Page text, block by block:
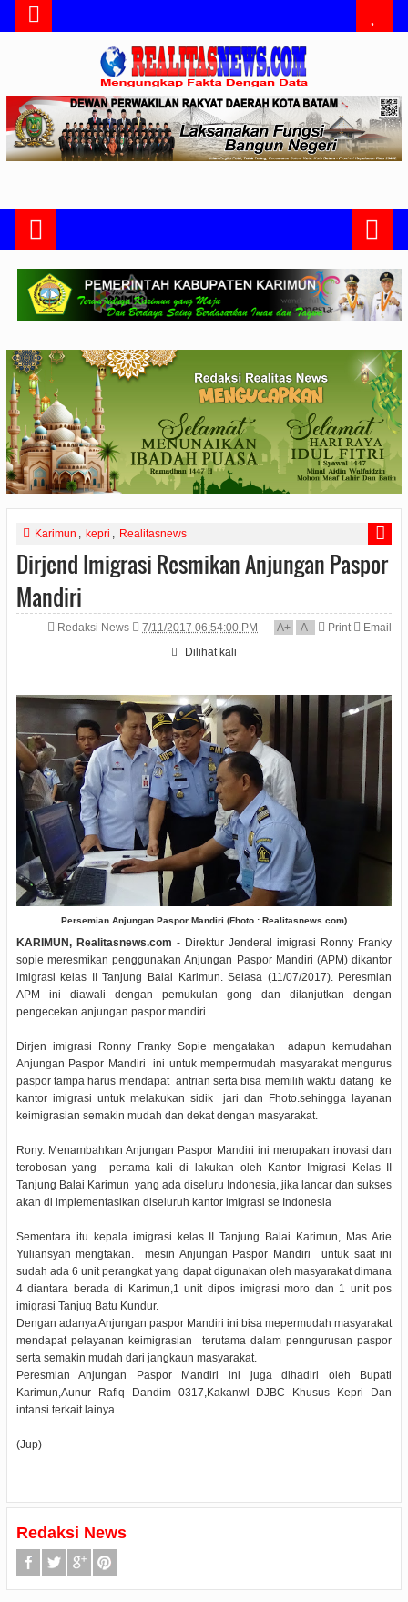
Karimun kepri Realitasnews
Dirjend Imigrasi Resmikan Anjungan Paspor
Mandiri
Redaksi News 7/11/2017 06:54:00 PM A+ A- Print
Email
Dilihat kali
Persemian Anjungan Paspor Mandiri (Fhoto : Realitasnews.com)
KARIMUN, Realitasnews.com - Direktur Jenderal imigrasi Ronny Franky
sopie meresmikan penggunakan Anjungan Paspor Mandiri (APM) dikantor
imigrasi kelas II Tanjung Balai Karimun. Selasa (11/07/2017). Peresmian
APM ini diawali dengan pemukulan gong dan dilanjutkan dengan
pengecekan anjungan paspor mandiri .
Dirjen imigrasi Ronny Franky Sopie mengatakan adapun kemudahan
Anjungan Paspor Mandiri ini untuk mempermudah masyarakat mengurus
paspor tampa harus mendapat antrian serta bisa memilih waktu datang ke
kantor imigrasi untuk melakukan sidik jari dan Fhoto.sehingga layanan
keimigrasian semakin mudah dan dekat dengan masyarakat.
Rony. Menambahkan Anjungan Paspor Mandiri ini merupakan inovasi dan
terobosan yang pertama kali di lakukan oleh Kantor Imigrasi Kelas II
Tanjung Balai Karimun yang ada diseluru Indonesia, jika lancar dan sukses
akan di implementasikan diseluruh kantor imigrasi se Indonesia
Sementara itu kepala imigrasi kelas II Tanjung Balai Karimun, Mas Arie
Yuliansyah mengtakan. mesin Anjungan Paspor Mandiri untuk saat ini
sudah ada 6 unit perangkat yang dapat digunakan oleh masyarakat dimana
4 diantara berada di Karimun,1 unit dipos imigrasi moro dan 1 unit pos
imigrasi Tanjug Batu Kundur.
Dengan adanya Anjungan paspor Mandiri ini bisa mepermudah masyarakat
mendapat pelayanan keimigrasian terutama dalam penngurusan paspor
serta semakin mudah dari jangkaun masyarakat.
Peresmian Anjungan Paspor Mandiri ini juga dihadiri oleh Bupati
Karimun,Aunur Rafiq Dandim 0317,Kakanwl DJBC Khusus Kepri Dan
intansi terkait lainya.
(Jup)
Redaksi News